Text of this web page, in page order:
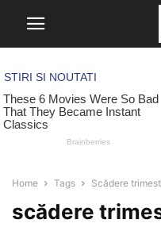
Home Tags Scădere
scădere